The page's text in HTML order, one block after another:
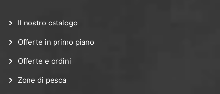
Il nostro catalogo
Offerte in primo piano
Offerte e ordini
Zone di pesca